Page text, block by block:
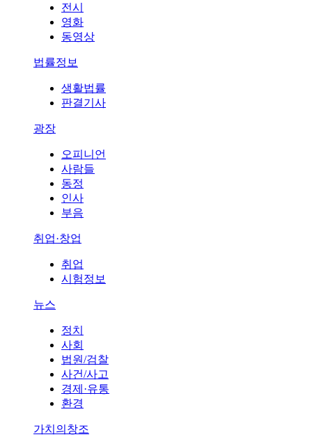
전시
영화
동영상
법률정보
생활법률
판결기사
광장
오피니언
사람들
동정
인사
부음
취업·창업
취업
시험정보
뉴스
정치
사회
법원/검찰
사건/사고
경제·유통
환경
가치의창조